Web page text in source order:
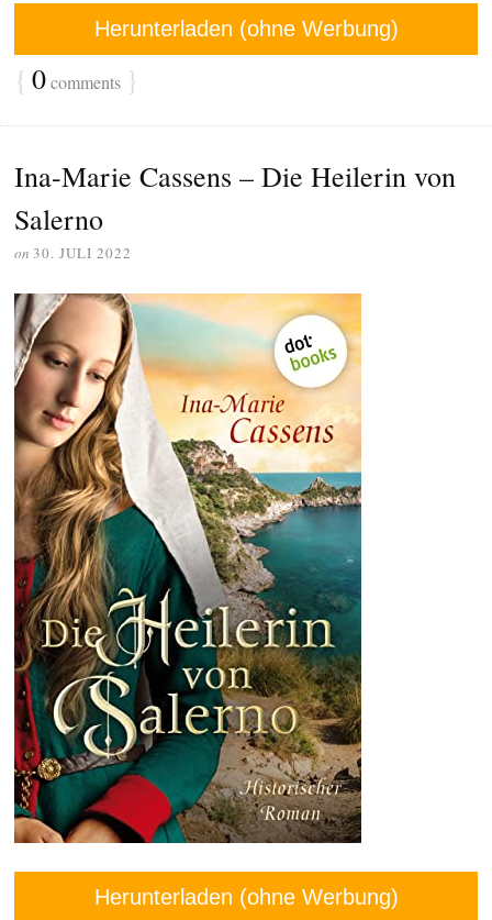
Herunterladen (ohne Werbung)
{ 0comments }
Ina-Marie Cassens – Die Heilerin von
Salerno
on 30. JULI 2022
Herunterladen (ohne Werbung)